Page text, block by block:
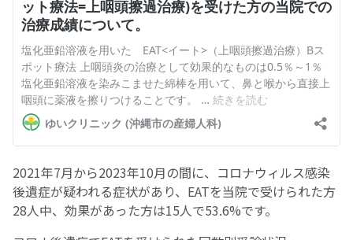
2021年7月から2023年10月の間に、コロナウィルス感染
後遺症が疑われる症状があり、 EATを当院で受けられた方
28人中、効果があった方は15人で53.6%です。